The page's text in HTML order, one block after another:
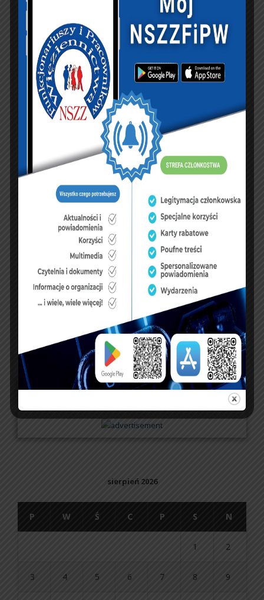
PREVIOUS ARTICLE
Mniej pieniędzy dla
służb w
przyszłorocznym
budżecie?
NEXT ARTICLE
Czy funkcjonariusze
SW doczekają się
zmian w naliczaniu
KSIĘGA GOŚCI:
Zobacz księgę
dopisz do księgi
NASZ FACEBOOK
UBEZPIECZENIA
sierpień 2026
P W Ś C P S N
1 2
3 4 5 6 7 8 9